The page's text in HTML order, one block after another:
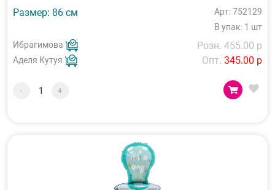
Размер: 86 см
Арт: 752129
В упак: 1 шт
Ибрагимова
Аделя Кутуя
Розн. 455.00 р
Опт. 345.00 р
- +